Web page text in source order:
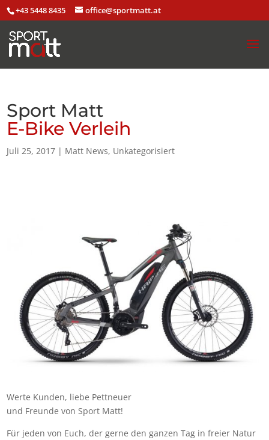
+43 5448 8435 office@sportmatt.at
Sport Matt
E-Bike Verleih
Juli 25, 2017 | Matt News, Unkategorisiert
Werte Kunden, liebe Pettneuer
und Freunde von Sport Matt!
Für jeden von Euch, der gerne den ganzen Tag in freier Natur